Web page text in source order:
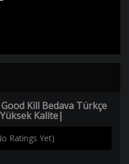
Kill Bedava Türkçe
Kalite|
Ratings Yet)